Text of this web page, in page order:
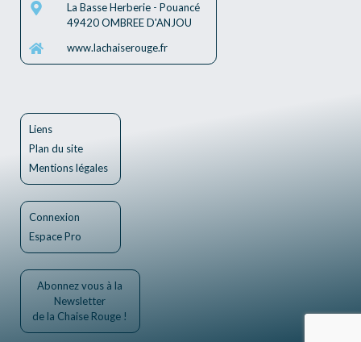
La Basse Herberie - Pouancé
49420 OMBREE D'ANJOU
www.lachaiserouge.fr
Liens
Plan du site
Mentions légales
Connexion
Espace Pro
Abonnez vous à la
Newsletter
de la Chaise Rouge !